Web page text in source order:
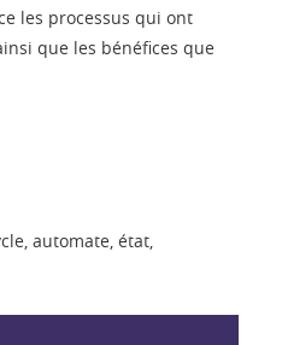
les processus qui ont
que les bénéfices que
automate, état,